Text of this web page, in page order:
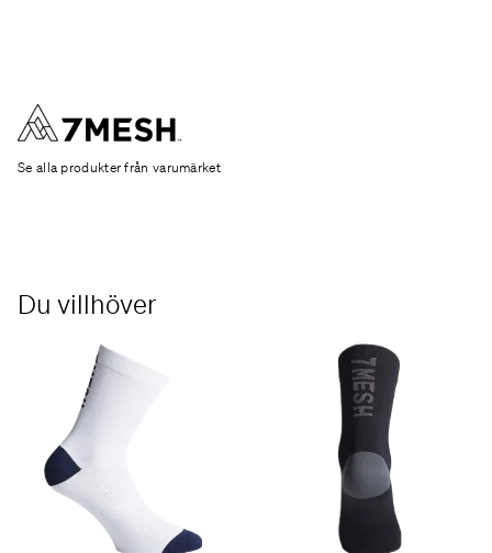
Se alla produkter från varumärket
Du villhöver